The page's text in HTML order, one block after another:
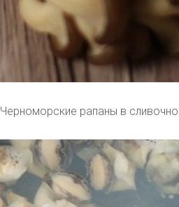
Черноморские рапаны в